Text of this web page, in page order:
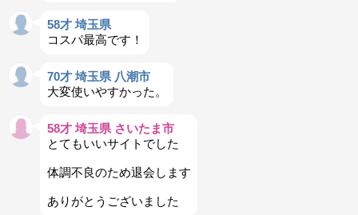
58才 埼玉県
コスパ最高です！
70才 埼玉県 八潮市
大変使いやすかった。
58才 埼玉県 さいたま市
とてもいいサイトでした
体調不良のため退会します
ありがとうございました